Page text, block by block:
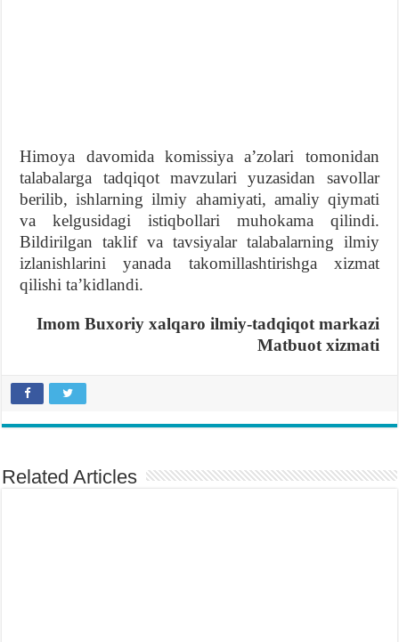
Himoya davomida komissiya aʼzolari tomonidan
talabalarga tadqiqot mavzulari yuzasidan savollar
berilib, ishlarning ilmiy ahamiyati, amaliy qiymati
va kelgusidagi istiqbollari muhokama qilindi.
Bildirilgan taklif va tavsiyalar talabalarning ilmiy
izlanishlarini yanada takomillashtirishga xizmat
qilishi taʼkidlandi.
Imom Buxoriy xalqaro ilmiy-tadqiqot markazi
Matbuot xizmati
Related Articles